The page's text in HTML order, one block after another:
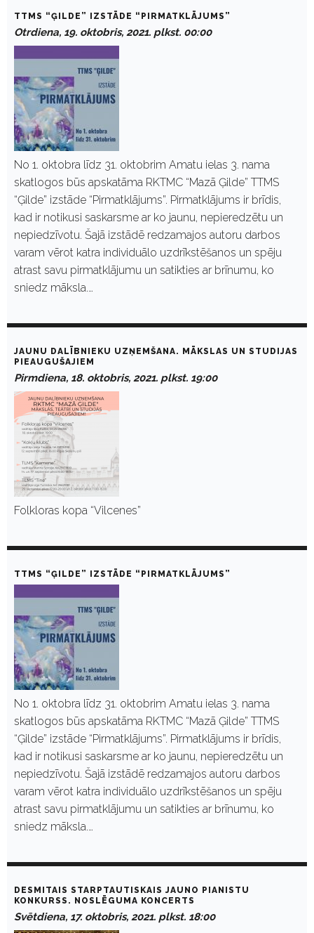
TTMS “ĢILDE” IZSTĀDE “PIRMATKLĀJUMS”
Otrdiena, 19. oktobris, 2021. plkst. 00:00
No 1. oktobra līdz 31. oktobrim Amatu ielas 3. nama
skatlogos būs apskatāma RKTMC “Mazā Ģilde” TTMS
“Ģilde” izstāde “Pirmatklājums”. Pirmatklājums ir brīdis,
kad ir notikusi saskarsme ar ko jaunu, nepieredzētu un
nepiedzīvotu. Šajā izstādē redzamajos autoru darbos
varam vērot katra individuālo uzdrīkstēšanos un spēju
atrast savu pirmatklājumu un satikties ar brīnumu, ko
sniedz māksla.…
JAUNU DALĪBNIEKU UZŅEMŠANA. MĀKSLAS UN STUDIJAS
PIEAUGUŠAJIEM
Pirmdiena, 18. oktobris, 2021. plkst. 19:00
Folkloras kopa “Vilcenes”
TTMS “ĢILDE” IZSTĀDE “PIRMATKLĀJUMS”
No 1. oktobra līdz 31. oktobrim Amatu ielas 3. nama
skatlogos būs apskatāma RKTMC “Mazā Ģilde” TTMS
“Ģilde” izstāde “Pirmatklājums”. Pirmatklājums ir brīdis,
kad ir notikusi saskarsme ar ko jaunu, nepieredzētu un
nepiedzīvotu. Šajā izstādē redzamajos autoru darbos
varam vērot katra individuālo uzdrīkstēšanos un spēju
atrast savu pirmatklājumu un satikties ar brīnumu, ko
sniedz māksla.…
DESMITAIS STARPTAUTISKAIS JAUNO PIANISTU
KONKURSS. NOSLĒGUMA KONCERTS
Svētdiena, 17. oktobris, 2021. plkst. 18:00